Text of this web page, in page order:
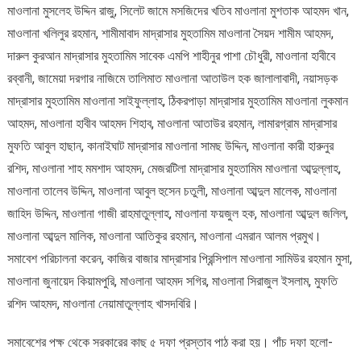
মাওলানা মুসলেহ উদ্দিন রাজু, সিলেট জামে মসজিদের খতিব মাওলানা মুশতাক আহমদ খান,
মাওলানা খলিলুর রহমান, শামীমাবাদ মাদ্রাসার মুহতামিম মাওলানা সৈয়দ শামীম আহমদ,
দারুল কুরআন মাদ্রাসার মুহতামিম সাবেক এমপি শাহীনুর পাশা চৌধুরী, মাওলানা হাবীবে
রব্বানী, জামেয়া দরগার নাজিমে তালিমাত মাওলানা আতাউল হক জালালাবাদী, নয়াসড়ক
মাদ্রাসার মুহতামিম মাওলানা সাইফুল্লাহ, ঠিকরপাড়া মাদ্রাসার মুহতামিম মাওলানা লুকমান
আহমদ, মাওলানা হাবীব আহমদ শিহাব, মাওলানা আতাউর রহমান, লামারগ্রাম মাদ্রাসার
মুফতি আবুল হাছান, কানাইঘাট মাদ্রাসার মাওলানা সামছ উদ্দিন, মাওলানা কারী হারুনুর
রশিদ, মাওলানা শাহ মমশাদ আহমদ, মেজরটিলা মাদ্রাসার মুহতামিম মাওলানা আব্দুল্লাহ,
মাওলানা তালেব উদ্দিন, মাওলানা আবুল হুসেন চতুলী, মাওলানা আব্দুল মালেক, মাওলানা
জাহিদ উদ্দিন, মাওলানা গাজী রাহমাতুল্লাহ, মাওলানা ফয়জুল হক, মাওলানা আব্দুল জলিল,
মাওলানা আব্দুল মালিক, মাওলানা আতিকুর রহমান, মাওলানা এমরান আলম প্রমুখ।
সমাবেশ পরিচালনা করেন, কাজির বাজার মাদ্রাসার প্রিন্সিপাল মাওলানা সামিউর রহমান মুসা,
মাওলানা জুনায়েদ কিয়ামপুরি, মাওলানা আহমদ সগির, মাওলানা সিরাজুল ইসলাম, মুফতি
রশিদ আহমদ, মাওলানা নেয়ামাতুল্লাহ খাসদবিরি।
সমাবেশের পক্ষ থেকে সরকারের কাছ ৫ দফা প্রস্তাব পাঠ করা হয়। পাঁচ দফা হলো-